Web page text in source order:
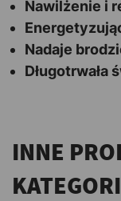
Nawilżenie i
Nadaje
Długotrwała
INNE